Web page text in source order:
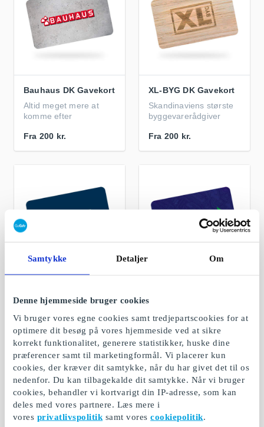
Samtykke Detaljer Om
Denne hjemmeside bruger cookies
Vi bruger vores egne cookies samt tredjepartscookies for at
optimere dit besøg på vores hjemmeside ved at sikre
korrekt funktionalitet, generere statistikker, huske dine
præferencer samt til marketingformål. Vi placerer kun
cookies, der kræver dit samtykke, når du har givet det til os
nedenfor. Du kan tilbagekalde dit samtykke. Når vi bruger
cookies, behandler vi kortvarigt din IP-adresse, som kan
deles med vores partnere. Læs mere i
vores privatlivspolitik samt vorescookiepolitik.
Bauhaus DK Gavekort
Altid meget mere at
komme efter
Fra 200 kr.
XL-BYG DK Gavekort
Skandinaviens største
byggevarerådgiver
Fra 200 kr.
Til den ivrige gør-det-
selv'er
Fra 200 kr.
Gavekort
Oplev en verden af
elektronik til ethvert
behov
Fra 50 kr.